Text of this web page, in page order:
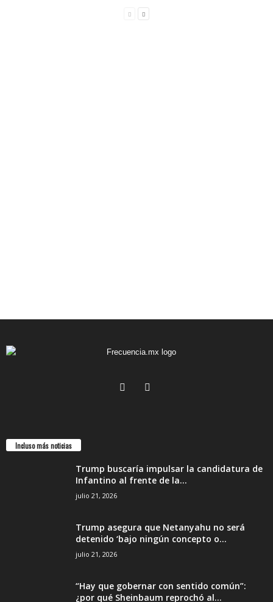
Incluso más noticias
Trump buscaría impulsar la candidatura de
Infantino al frente de la...
julio 21, 2026
Trump asegura que Netanyahu no será
detenido ‘bajo ningún concepto o...
julio 21, 2026
“Hay que gobernar con sentido común”:
¿por qué Sheinbaum reprochó al...